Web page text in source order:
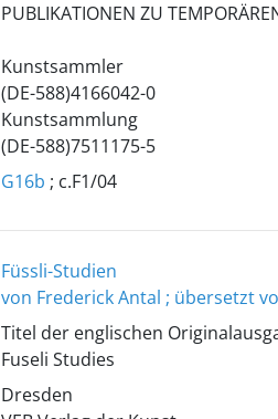
PUBLIKATIONEN ZU
Kunstsammler
(DE-588)4166042-0
Kunstsammlung
(DE-588)7511175-5
G16b ; c.F1/04
Füssli-Studien
von Frederick Antal ; übersetzt
Titel der englischen
Fuseli Studies
Dresden